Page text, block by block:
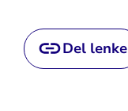
Del lenke